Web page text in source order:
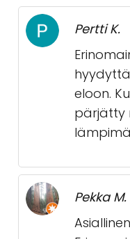
Pertti K.
eloon.
pärjätty
Pekka M.